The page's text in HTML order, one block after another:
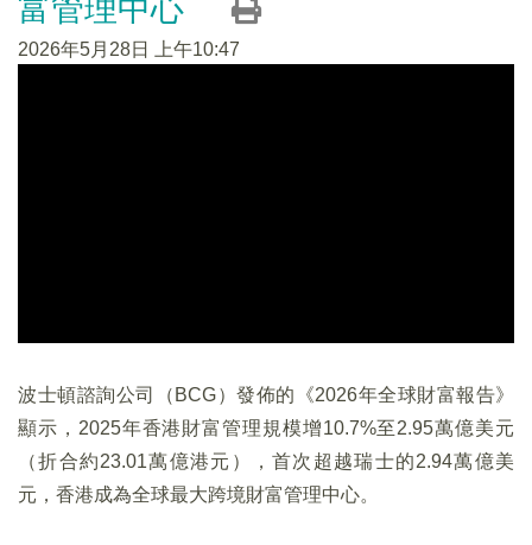
富管理中心
2026年5月28日 上午10:47
波士頓諮詢公司（BCG）發佈的《2026年全球財富報告》
顯示，2025年香港財富管理規模增10.7%至2.95萬億美元
（折合約23.01萬億港元），首次超越瑞士的2.94萬億美
元，香港成為全球最大跨境財富管理中心。